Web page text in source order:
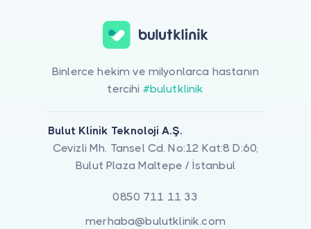
Binlerce hekim ve milyonlarca hastanın
tercihi #bulutklinik
Bulut Klinik Teknoloji A.Ş.
Cevizli Mh. Tansel Cd. No:12 Kat:8 D:60,
Bulut Plaza Maltepe / İstanbul
0850 711 11 33
merhaba@bulutklinik.com